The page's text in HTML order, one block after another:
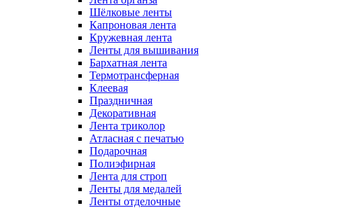
Шёлковые ленты
Капроновая лента
Кружевная лента
Ленты для вышивания
Бархатная лента
Термотрансферная
Клеевая
Праздничная
Декоративная
Лента триколор
Атласная с печатью
Подарочная
Полиэфирная
Лента для строп
Ленты для медалей
Ленты отделочные